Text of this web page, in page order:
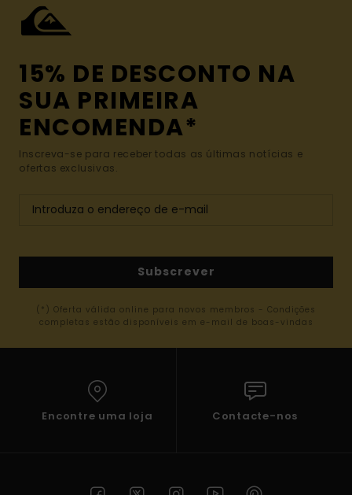
15% DE DESCONTO NA
SUA PRIMEIRA
ENCOMENDA*
Inscreva-se para receber todas as últimas notícias e
ofertas exclusivas.
Subscrever
(*) Oferta válida online para novos membros - Condições
completas estão disponíveis em e-mail de boas-vindas
Encontre uma loja Contacte-nos